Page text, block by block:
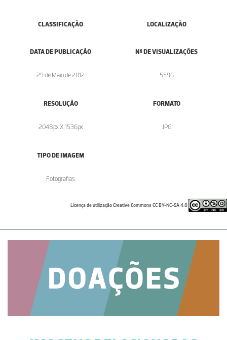
CLASSIFICAÇÃO LOCALIZAÇÃO
DATA DE PUBLICAÇÃO
29 de Maio de 2012
Nº DE VISUALIZAÇÕES
5596
RESOLUÇÃO
2048px X 1536px
FORMATO
.JPG
TIPO DE IMAGEM
Fotografias
Licença de utilização Creative Commons CC BY-NC-SA 4.0